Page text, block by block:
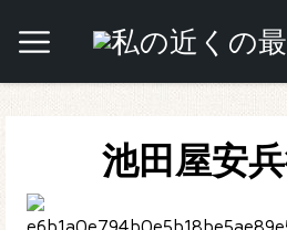
池田屋安